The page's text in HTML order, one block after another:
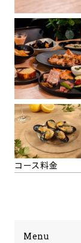
コース料金
Menu